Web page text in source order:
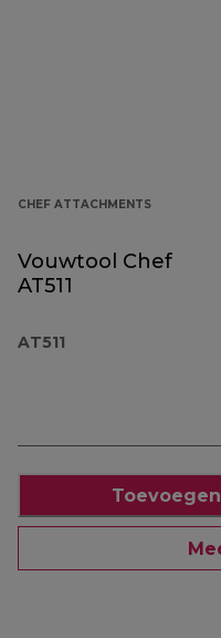
CHEF ATTACHMENTS
Vouwtool Chef
AT511
AT511